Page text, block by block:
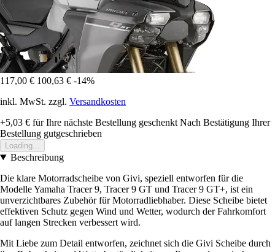
117,00 € 100,63 € -14%
inkl. MwSt. zzgl. Versandkosten
+5,03 € für Ihre nächste Bestellung geschenkt Nach Bestätigung Ihrer
Bestellung gutgeschrieben
Loading...
Beschreibung
Die klare Motorradscheibe von Givi, speziell entworfen für die
Modelle Yamaha Tracer 9, Tracer 9 GT und Tracer 9 GT+, ist ein
unverzichtbares Zubehör für Motorradliebhaber. Diese Scheibe bietet
effektiven Schutz gegen Wind und Wetter, wodurch der Fahrkomfort
auf langen Strecken verbessert wird.
Mit Liebe zum Detail entworfen, zeichnet sich die Givi Scheibe durch